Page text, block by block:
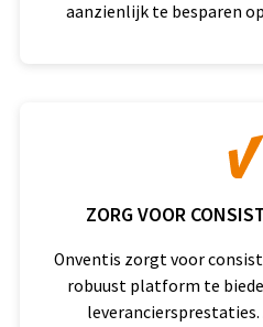
aanzienlijk te besparen
ZORG VOOR
Onventis zorgt voor
robuust platform te